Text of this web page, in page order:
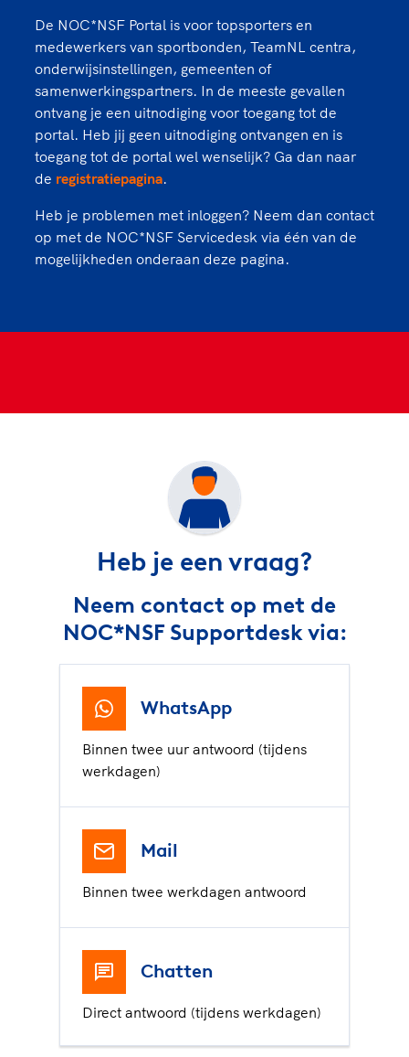
De NOC*NSF Portal is voor topsporters en
medewerkers van sportbonden, TeamNL centra,
onderwijsinstellingen, gemeenten of
samenwerkingspartners. In de meeste gevallen
ontvang je een uitnodiging voor toegang tot de
portal. Heb jij geen uitnodiging ontvangen en is
toegang tot de portal wel wenselijk? Ga dan naar
de registratiepagina.
Heb je problemen met inloggen? Neem dan contact
op met de NOC*NSF Servicedesk via één van de
mogelijkheden onderaan deze pagina.
Heb je een vraag?
Neem contact op met de
NOC*NSF Supportdesk via:
WhatsApp
Binnen twee uur antwoord (tijdens
werkdagen)
Mail
Binnen twee werkdagen antwoord
Chatten
Direct antwoord (tijdens werkdagen)